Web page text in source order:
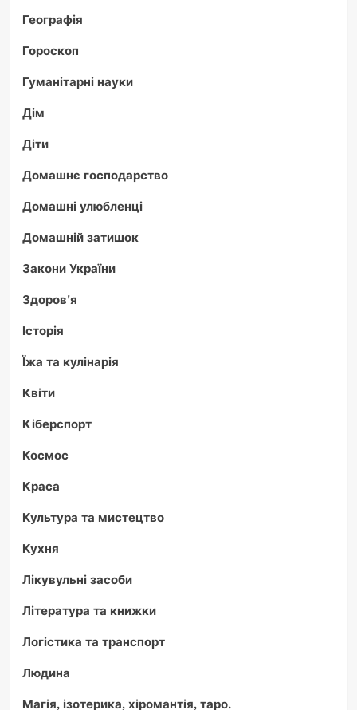
Географія
Гороскоп
Гуманітарні науки
Дім
Діти
Домашнє господарство
Домашні улюбленці
Домашній затишок
Закони України
Здоров'я
Історія
Їжа та кулінарія
Квіти
Кіберспорт
Космос
Краса
Культура та мистецтво
Кухня
Лікувульні засоби
Література та книжки
Логістика та транспорт
Людина
Магія, ізотерика, хіромантія, таро.